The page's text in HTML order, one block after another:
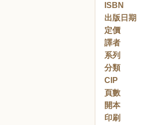
ISBN
出版日期
定價
譯者
系列
分類
CIP
頁數
開本
印刷